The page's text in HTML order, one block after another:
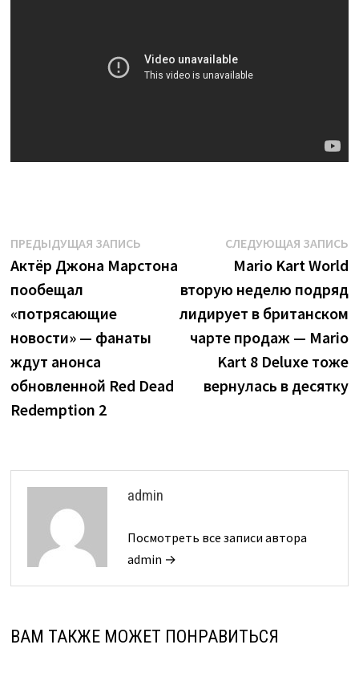
Навигация
по
записям
ПРЕДЫДУЩАЯ ЗАПИСЬПредыдущая
запись:
Актёр Джона Марстона
пообещал
«потрясающие
новости» — фанаты
ждут анонса
обновленной Red Dead
Redemption 2
СЛЕДУЮЩАЯ ЗАПИСЬ
Mario Kart World
вторую неделю подряд
лидирует в британском
чарте продаж — Mario
Kart 8 Deluxe тоже
вернулась в десятку
admin
Посмотреть все записи автора
admin →
ВАМ ТАКЖЕ МОЖЕТ ПОНРАВИТЬСЯ